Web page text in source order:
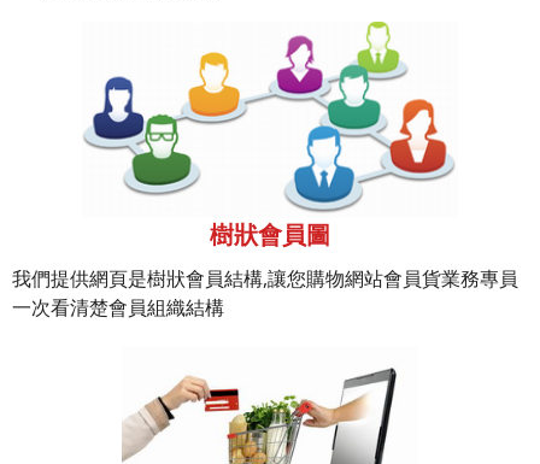
樹狀會員圖
我們提供網頁是樹狀會員結構,讓您購物網站會員貨業務專員
一次看清楚會員組織結構